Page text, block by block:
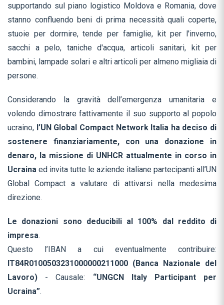
supportando sul piano logistico Moldova e Romania, dove
stanno confluendo beni di prima necessità quali coperte,
stuoie per dormire, tende per famiglie, kit per l'inverno,
sacchi a pelo, taniche d'acqua, articoli sanitari, kit per
bambini, lampade solari e altri articoli per almeno migliaia di
persone.
Considerando la gravità dell’emergenza umanitaria e
volendo dimostrare fattivamente il suo supporto al popolo
ucraino, l’UN Global Compact Network Italia ha deciso di
sostenere finanziariamente, con una donazione in
denaro, la missione di UNHCR attualmente in corso in
Ucraina ed invita tutte le aziende italiane partecipanti all’UN
Global Compact a valutare di attivarsi nella medesima
direzione.
Le donazioni sono deducibili al 100% dal reddito di
impresa.
Questo l’IBAN a cui eventualmente contribuire:
IT84R0100503231000000211000 (Banca Nazionale del
Lavoro) -Causale: “UNGCN Italy Participant per
Ucraina”.